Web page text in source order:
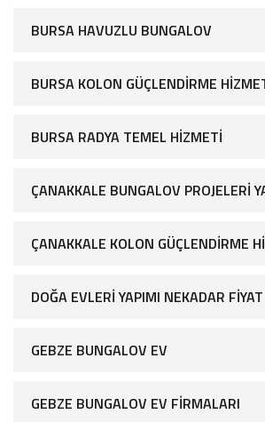
BURSA HAVUZLU BUNGALOV
BURSA KOLON GÜÇLENDIRME
BURSA RADYA TEMEL HIZMETI
ÇANAKKALE BUNGALOV PROJELERI
ÇANAKKALE KOLON GÜÇLENDIRME
DOĞA EVLERI YAPIMI NEKADAR
GEBZE BUNGALOV EV
GEBZE BUNGALOV EV FIRMALARI